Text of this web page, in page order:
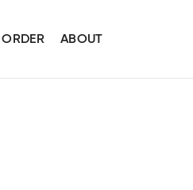
ORDER ABOUT